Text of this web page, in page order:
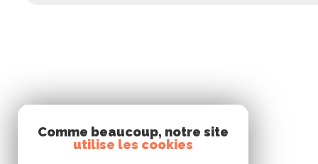
Comme beaucoup, notre site
utilise les cookies